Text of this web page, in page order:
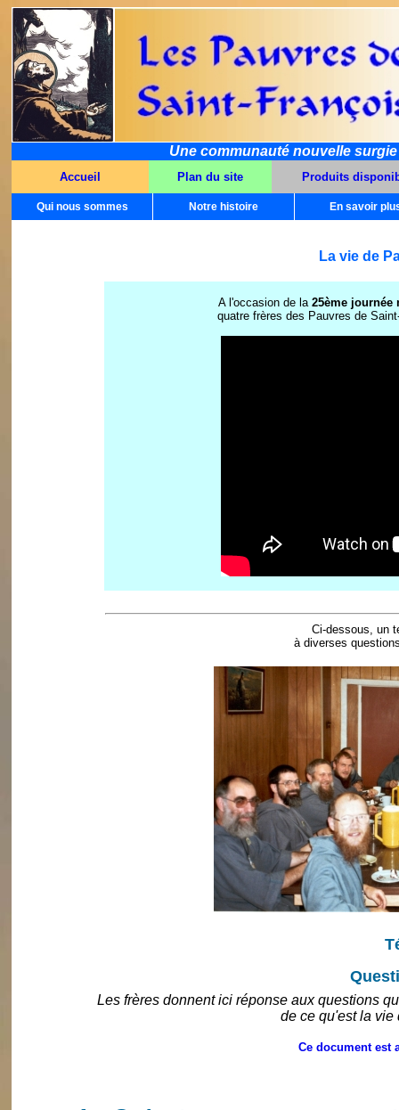
Une communauté nouvelle
Accueil Plan du site Produits
Qui nous sommes Notre histoire En savoir
La vie de
A l'occasion de la 25ème
quatre frères des Pauvres de
Ci-dessous, un
à diverses
Les frères donnent ici réponse aux questions
de ce qu'est la vie
Ce document est